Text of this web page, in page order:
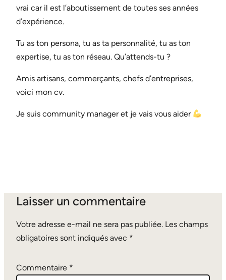
vrai car il est l’aboutissement de toutes ses années
d’expérience.
Tu as ton persona, tu as ta personnalité, tu as ton
expertise, tu as ton réseau. Qu’attends-tu ?
Amis artisans, commerçants, chefs d’entreprises,
voici mon cv.
Je suis community manager et je vais vous aider
Laisser un commentaire
Votre adresse e-mail ne sera pas publiée. Les champs
obligatoires sont indiqués avec *
Commentaire *